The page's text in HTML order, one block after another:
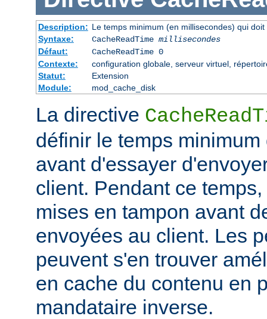
Description: Le temps minimum (en millisecondes) qui
Syntaxe:
CacheReadTime millisecondes
Défaut:
CacheReadTime 0
Contexte:
configuration globale, serveur virtuel,
Statut:
Extension
Module:
mod_cache_disk
La directive
définir le temps
avant d'essayer
client. Pendant ce
mises en tampon avant
envoyées au client. Les
peuvent s'en trouver
en cache du contenu en
mandataire inverse.